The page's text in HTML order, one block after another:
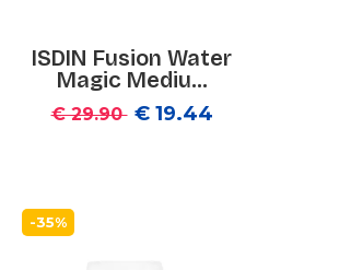
ISDIN Fusion Water
Magic Mediu...
€ 29.90 € 19.44
-35%